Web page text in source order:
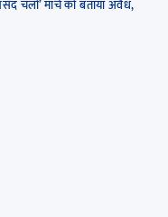
चलो’ मार्च को बताया अवैध,